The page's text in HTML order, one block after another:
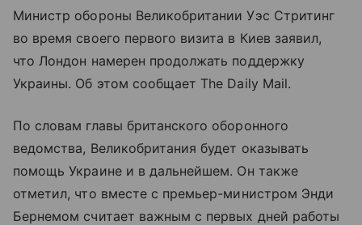
Министр обороны Великобритании Уэс Стритинг
во время своего первого визита в Киев заявил,
что Лондон намерен продолжать поддержку
Украины. Об этом сообщает The Daily Mail.
По словам главы британского оборонного
ведомства, Великобритания будет оказывать
помощь Украине и в дальнейшем. Он также
отметил, что вместе с премьер-министром Энди
Бернемом считает важным с первых дней работы